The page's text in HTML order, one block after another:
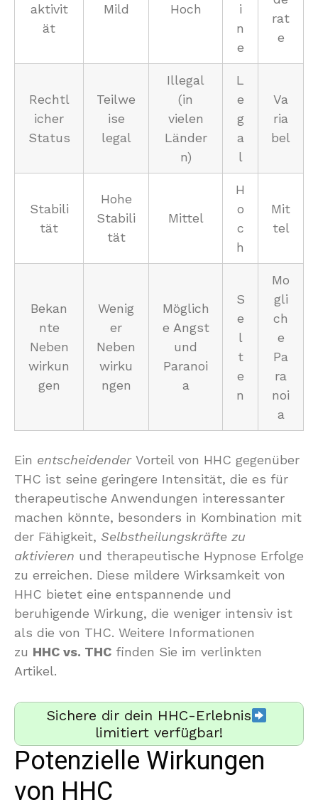
aktivit
ät
Mild Hoch
i
n
e
rat
e
Rechtl
icher
Status
Teilwe
ise
legal
Illegal
(in
vielen
Länder
n)
L
e
g
a
l
Va
ria
bel
Stabili
tät
Hohe
Stabili
tät
Mittel
H
o
c
h
Mit
tel
Bekan
nte
Neben
wirkun
gen
Wenig
er
Neben
wirku
ngen
Möglich
e Angst
und
Paranoi
a
S
e
l
t
e
n
Mo
gli
ch
e
Pa
ra
noi
a
Ein entscheidenderVorteil von HHC gegenüber
THC ist seine geringere Intensität, die es für
therapeutische Anwendungen interessanter
machen könnte, besonders in Kombination mit
der Fähigkeit, Selbstheilungskräfte zu
aktivieren und therapeutische Hypnose Erfolge
zu erreichen. Diese mildere Wirksamkeit von
HHC bietet eine entspannende und
beruhigende Wirkung, die weniger intensiv ist
als die von THC. Weitere Informationen
zu HHC vs. THC finden Sie im verlinkten
Artikel.
Sichere dir dein HHC-Erlebnis
limitiert verfügbar!
Potenzielle Wirkungen
von HHC